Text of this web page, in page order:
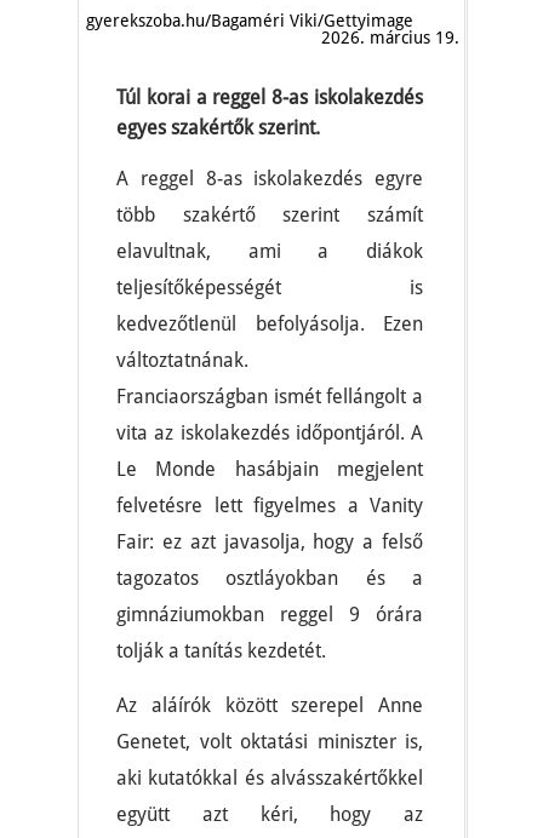
gyerekszoba.hu/Bagaméri Viki/Gettyimage
2026. március 19.
Túl korai a reggel 8-as iskolakezdés
egyes szakértők szerint.
A reggel 8-as iskolakezdés egyre
több szakértő szerint számít
elavultnak, ami a diákok
teljesítőképességét is
kedvezőtlenül befolyásolja. Ezen
változtatnának.
Franciaországban ismét fellángolt a
vita az iskolakezdés időpontjáról. A
Le Monde hasábjain megjelent
felvetésre lett figyelmes a Vanity
Fair: ez azt javasolja, hogy a felső
tagozatos osztláyokban és a
gimnáziumokban reggel 9 órára
tolják a tanítás kezdetét.
Az aláírók között szerepel Anne
Genetet, volt oktatási miniszter is,
aki kutatókkal és alvásszakértőkkel
együtt azt kéri, hogy az